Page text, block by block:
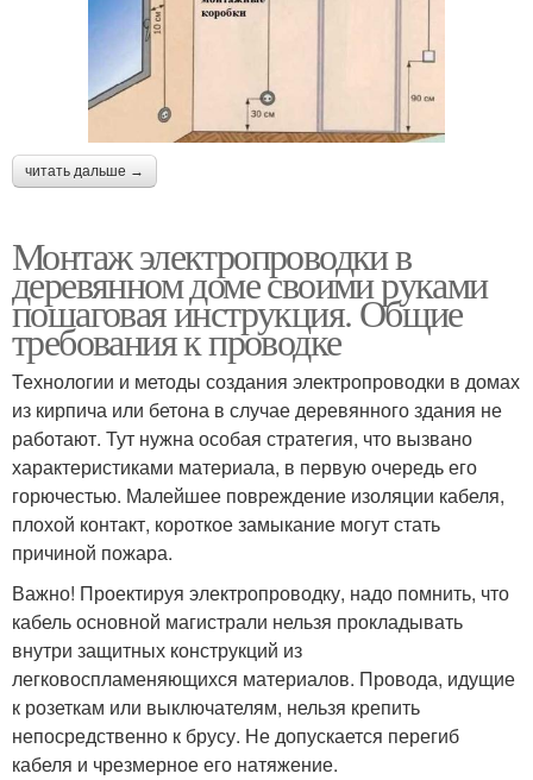
читать дальше →
Монтаж электропроводки в
деревянном доме своими руками
пошаговая инструкция. Общие
требования к проводке
Технологии и методы создания электропроводки в домах
из кирпича или бетона в случае деревянного здания не
работают. Тут нужна особая стратегия, что вызвано
характеристиками материала, в первую очередь его
горючестью. Малейшее повреждение изоляции кабеля,
плохой контакт, короткое замыкание могут стать
причиной пожара.
Важно! Проектируя электропроводку, надо помнить, что
кабель основной магистрали нельзя прокладывать
внутри защитных конструкций из
легковоспламеняющихся материалов. Провода, идущие
к розеткам или выключателям, нельзя крепить
непосредственно к брусу. Не допускается перегиб
кабеля и чрезмерное его натяжение.